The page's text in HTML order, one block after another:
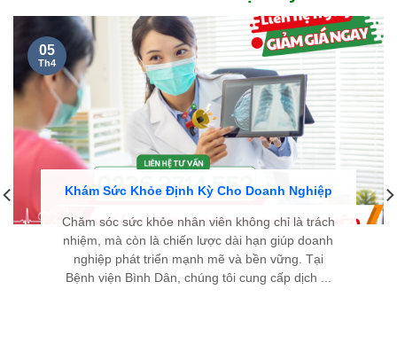
Khám Sức Khỏe Định Kỳ Cho Doanh Nghiệp
Chăm sóc sức khỏe nhân viên không chỉ là trách
nhiệm, mà còn là chiến lược dài hạn giúp doanh
nghiệp phát triển mạnh mẽ và bền vững. Tại
Bệnh viện Bình Dân, chúng tôi cung cấp dịch ...
05
Th4